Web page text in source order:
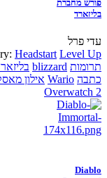
פורש מחברת
בליזארד
עדי פרל
Headstart Level Up
תרומות blizzard
כתבה Wario אילון
Overwatch 2
Diablo